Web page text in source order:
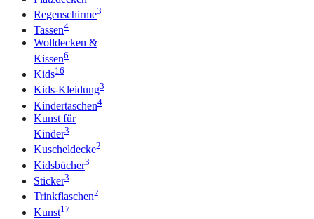
Regenschirme3
Tassen4
Wolldecken &
Kissen6
Kids16
Kids-Kleidung3
Kindertaschen4
Kunst für
Kinder3
Kuscheldecke2
Kidsbücher3
Sticker3
Trinkflaschen2
Kunst17